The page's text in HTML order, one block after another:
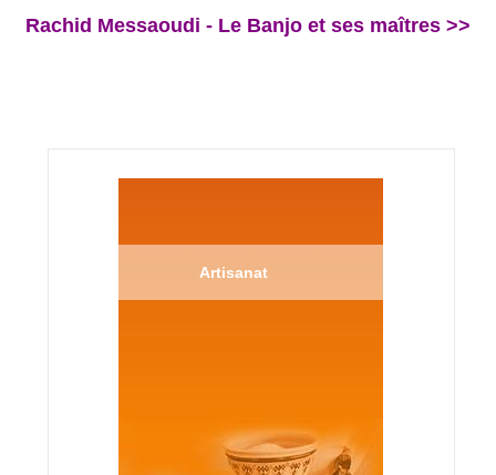
Rachid Messaoudi - Le Banjo et ses maîtres >>
Artisanat